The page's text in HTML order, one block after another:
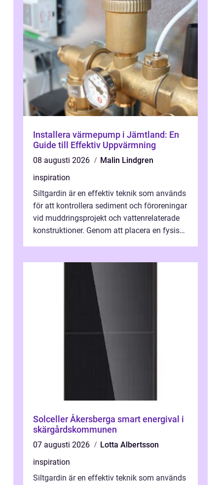
Installera värmepump i Jämtland: En
Guide till Effektiv Uppvärmning
08 augusti 2026
Malin Lindgren
inspiration
Siltgardin är en effektiv teknik som används
för att kontrollera sediment och föroreningar
vid muddringsprojekt och vattenrelaterade
konstruktioner. Genom att placera en fysisk
Solceller Åkersberga smart energival i
skärgårdskommunen
07 augusti 2026
Lotta Albertsson
inspiration
Siltgardin är en effektiv teknik som används